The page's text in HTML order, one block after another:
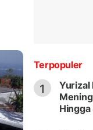
Terpopuler
1
Yurizal